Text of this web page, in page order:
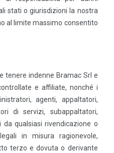
stati o giurisdizioni la nostra
al limite massimo consentito
tenere indenne Bramac Srl e
e affiliate, nonché i
agenti, appaltatori,
di servizi, subappaltatori,
qualsiasi rivendicazione o
in misura ragionevole,
terzo e dovuta o derivante